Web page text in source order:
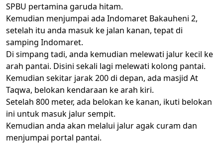
SPBU pertamina garuda hitam.
Kemudian menjumpai ada Indomaret Bakauheni 2,
setelah itu anda masuk ke jalan kanan, tepat di
samping Indomaret.
Di simpang tadi, anda kemudian melewati jalur kecil ke
arah pantai. Disini sekali lagi melewati kolong pantai.
Kemudian sekitar jarak 200 di depan, ada masjid At
Taqwa, belokan kendaraan ke arah kiri.
Setelah 800 meter, ada belokan ke kanan, ikuti belokan
ini untuk masuk jalur sempit.
Kemudian anda akan melalui jalur agak curam dan
menjumpai portal pantai.